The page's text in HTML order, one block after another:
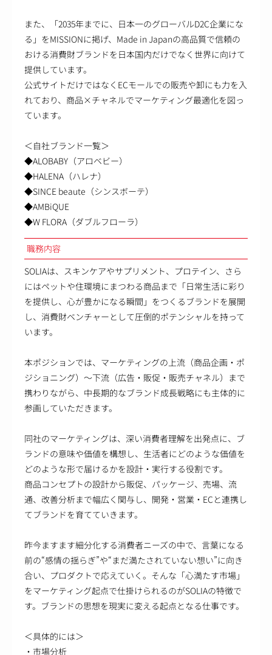
また、「2035年までに、日本一のグローバルD2C企業にな
る」をMISSIONに掲げ、Made in Japanの高品質で信頼の
おける消費財ブランドを日本国内だけでなく世界に向けて
提供しています。
公式サイトだけではなくECモールでの販売や卸にも力を入
れており、商品×チャネルでマーケティング最適化を図っ
ています。
＜自社ブランド一覧＞
◆ALOBABY（アロベビー）
◆HALENA（ハレナ）
◆SINCE beaute（シンスボーテ）
◆AMBiQUE
◆W FLORA（ダブルフローラ）
職務内容
SOLIAは、スキンケアやサプリメント、プロテイン、さら
にはペットや住環境にまつわる商品まで「日常生活に彩り
を提供し、心が豊かになる瞬間」をつくるブランドを展開
し、消費財ベンチャーとして圧倒的ポテンシャルを持って
います。
本ポジションでは、マーケティングの上流（商品企画・ポ
ジショニング）～下流（広告・販促・販売チャネル）まで
携わりながら、中長期的なブランド成長戦略にも主体的に
参画していただきます。
同社のマーケティングは、深い消費者理解を出発点に、ブ
ランドの意味や価値を構想し、生活者にどのような価値を
どのような形で届けるかを設計・実行する役割です。
商品コンセプトの設計から販促、パッケージ、売場、流
通、改善分析まで幅広く関与し、開発・営業・ECと連携し
てブランドを育てていきます。
昨今ますます細分化する消費者ニーズの中で、言葉になる
前の“感情の揺らぎ”や“まだ満たされていない想い”に向き
合い、プロダクトで応えていく。そんな「心満たす市場」
をマーケティング起点で仕掛けられるのがSOLIAの特徴で
す。ブランドの思想を現実に変える起点となる仕事です。
＜具体的には＞
・市場分析